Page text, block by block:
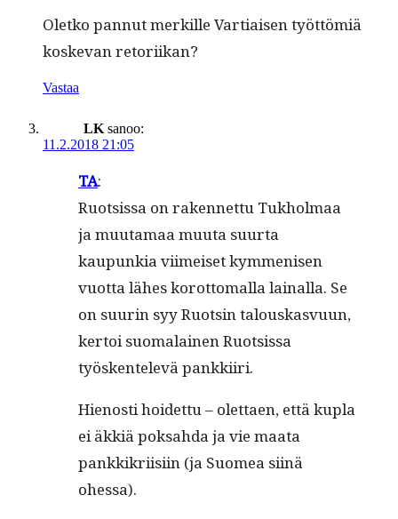
Oletko pan­nut merkille Var­ti­aisen työt­tömiä
koske­van retoriikan?
Vastaa
LK sanoo:
11.2.2018 21:05
TA:
Ruot­sis­sa on raken­net­tu Tukhol­maa
ja muu­ta­maa muu­ta suur­ta
kaupunkia viimeiset kym­menisen
vuot­ta läh­es korot­toma­l­la lainal­la. Se
on suurin syy Ruotsin talouskasvu­un,
ker­toi suo­ma­lainen Ruot­sis­sa
työsken­televä pankkiiri.
Hienos­ti hoidet­tu – olet­taen, että kupla
ei äkkiä pok­sah­da ja vie maa­ta
pankkikri­isi­in (ja Suomea siinä
ohessa).